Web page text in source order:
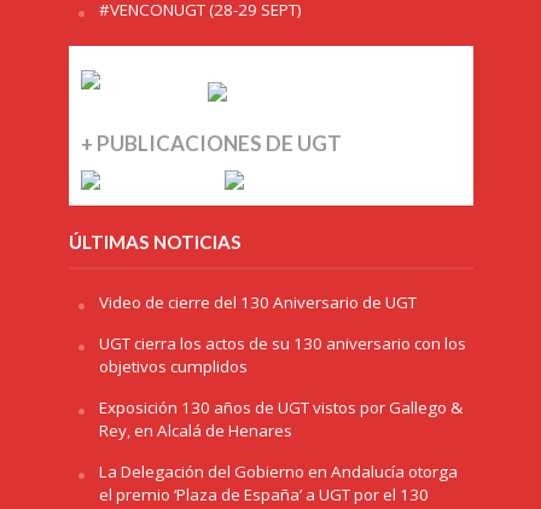
#VENCONUGT (28-29 SEPT)
+ PUBLICACIONES DE UGT
ÚLTIMAS NOTICIAS
Video de cierre del 130 Aniversario de UGT
UGT cierra los actos de su 130 aniversario con los
objetivos cumplidos
Exposición 130 años de UGT vistos por Gallego &
Rey, en Alcalá de Henares
La Delegación del Gobierno en Andalucía otorga
el premio ‘Plaza de España’ a UGT por el 130